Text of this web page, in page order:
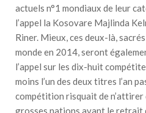
actuels n°1 mondiaux de leur
l’appel la Kosovare Majlinda
Riner. Mieux, ces deux-là,
monde en 2014, seront
l’appel sur les dix-huit
moins l’un des deux titres l’an
compétition risquait de n’attirer
grosses nations avant le retrait